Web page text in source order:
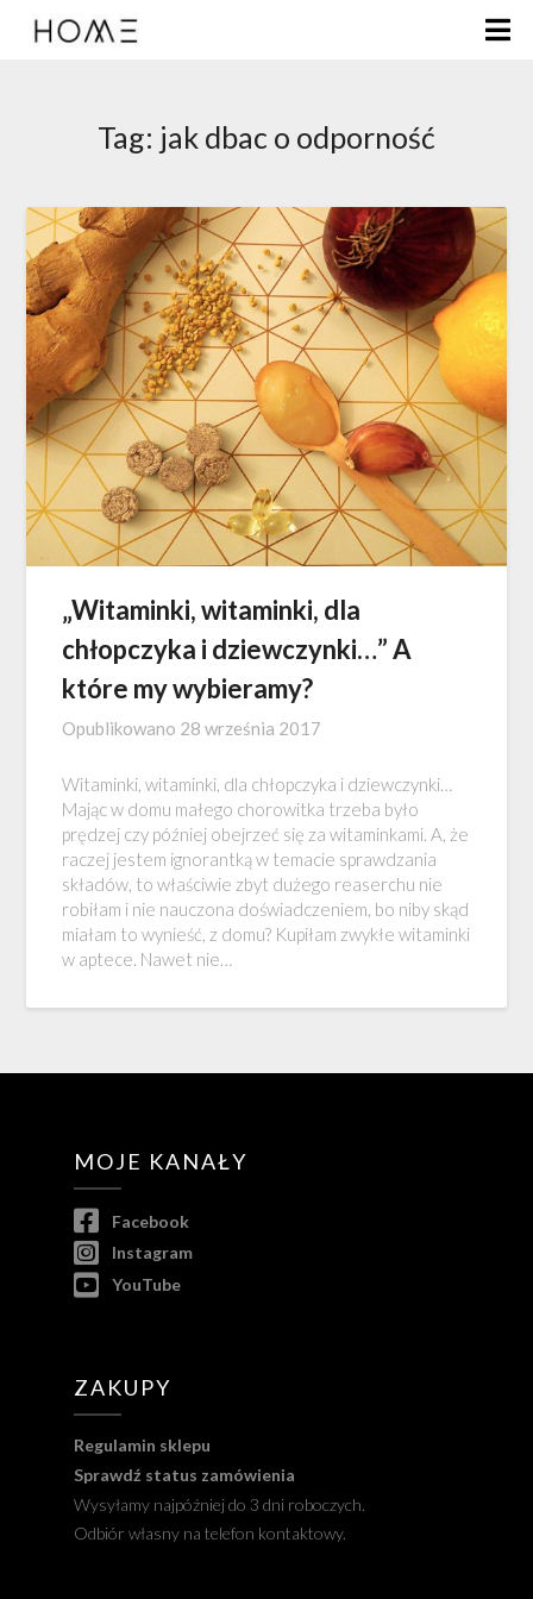
Tag: jak dbac o odporność
„Witaminki, witaminki, dla
chłopczyka i dziewczynki…” A
które my wybieramy?
Opublikowano 28 września 2017
Witaminki, witaminki, dla chłopczyka i dziewczynki…
Mając w domu małego chorowitka trzeba było
prędzej czy później obejrzeć się za witaminkami. A, że
raczej jestem ignorantką w temacie sprawdzania
składów, to właściwie zbyt dużego reaserchu nie
robiłam i nie nauczona doświadczeniem, bo niby skąd
miałam to wynieść, z domu? Kupiłam zwykłe witaminki
w aptece. Nawet nie…
MOJE KANAŁY
Facebook
Instagram
YouTube
ZAKUPY
Regulamin sklepu
Sprawdź status zamówienia
Wysyłamy najpóźniej do 3 dni roboczych.
Odbiór własny na telefon kontaktowy.